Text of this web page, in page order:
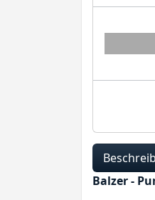
Balzer -